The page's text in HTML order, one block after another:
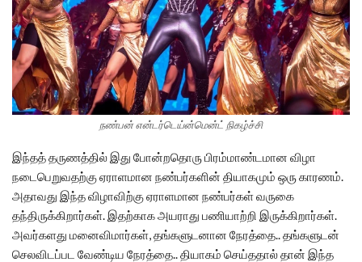
நண்பன் என்டர்டெய்ன்மென்ட் நிகழ்ச்சி
இந்தத் தருணத்தில் இது போன்றதொரு பிரம்மாண்டமான விழா
நடைபெறுவதற்கு ஏராளமான நண்பர்களின் தியாகமும் ஒரு காரணம்.
அதாவது இந்த விழாவிற்கு ஏராளமான நண்பர்கள் வருகை
தந்திருக்கிறார்கள். இதற்காக அயராது பணியாற்றி இருக்கிறார்கள்.
அவர்களது மனைவிமார்கள், தங்களுடனான நேரத்தை.. தங்களுடன்
செலவிடப்பட வேண்டிய நேரத்தை.. தியாகம் செய்ததால் தான் இந்த